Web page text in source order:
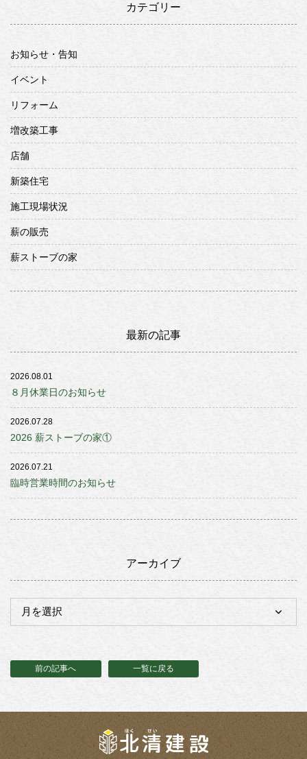
カテゴリー
お知らせ・告知
イベント
リフォーム
増改築工事
店舗
新築住宅
施工現場状況
薪の販売
薪ストーブの家
最新の記事
2026.08.01
８月休業日のお知らせ
2026.07.28
2026 薪ストーブの家①
2026.07.21
臨時営業時間のお知らせ
アーカイブ
前の記事へ 一覧に戻る